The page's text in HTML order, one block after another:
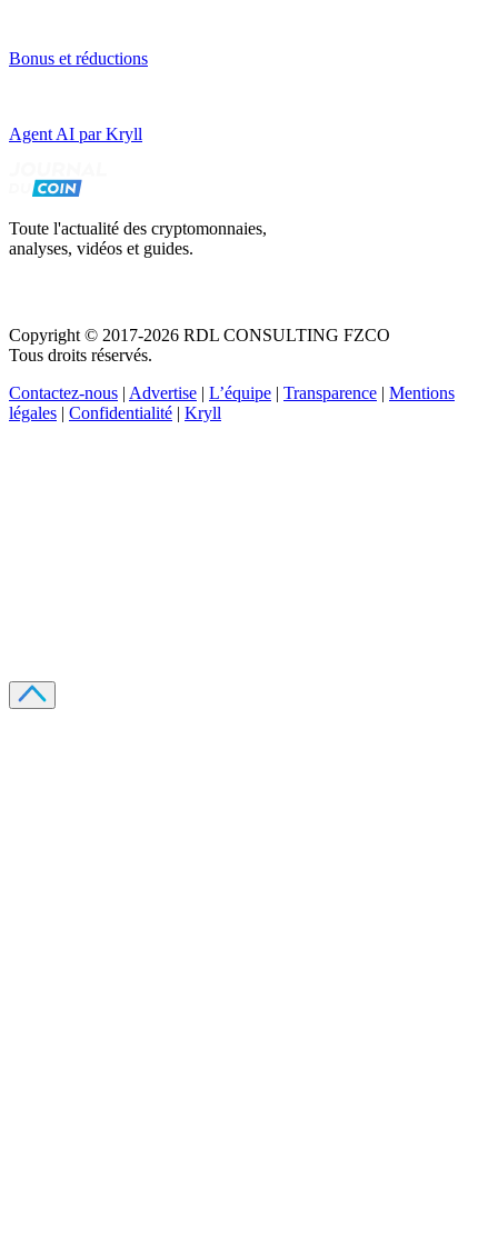
Bonus et réductions
Agent AI par Kryll
Toute l'actualité des cryptomonnaies,
analyses, vidéos et guides.
Copyright © 2017-2026 RDL CONSULTING FZCO
Tous droits réservés.
Contactez-nous | Advertise | L’équipe | Transparence | Mentions
légales | Confidentialité | Kryll